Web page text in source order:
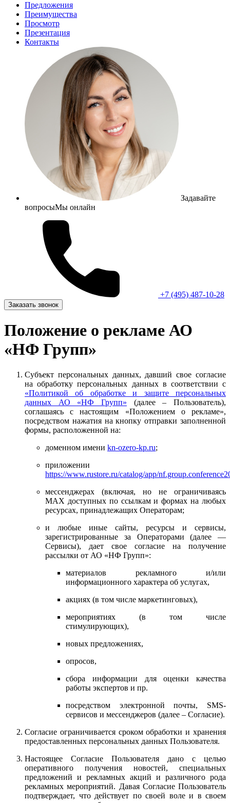
Предложения
Преимущества
Просмотр
Презентация
Контакты
Задавайте
вопросыМы онлайн
+7 (495) 487-10-28
Заказать звонок
Положение о рекламе АО
«НФ Групп»
Субъект персональных данных, давший свое согласие
на обработку персональных данных в соответствии с
«Политикой об обработке и защите персональных
данных АО «НФ Групп» (далее – Пользователь),
соглашаясь с настоящим «Положением о рекламе»,
посредством нажатия на кнопку отправки заполненной
формы, расположенной на:
доменном имени kn-ozero-kp.ru;
приложении
https://www.rustore.ru/catalog/app/
мессенджерах (включая, но не ограничиваясь
MAX доступных по ссылкам и формах на любых
ресурсах, принадлежащих Операторам;
и любые иные сайты, ресурсы и сервисы,
зарегистрированные за Операторами (далее —
Сервисы), дает свое согласие на получение
рассылки от АО «НФ Групп»:
материалов рекламного и/или
информационного характера об услугах,
акциях (в том числе маркетинговых),
мероприятиях (в том числе
стимулирующих),
новых предложениях,
опросов,
сбора информации для оценки качества
работы экспертов и пр.
посредством электронной почты, SMS-
сервисов и мессенджеров (далее – Согласие).
Согласие ограничивается сроком обработки и хранения
предоставленных персональных данных Пользователя.
Настоящее Согласие Пользователя дано с целью
оперативного получения новостей, специальных
предложений и рекламных акций и различного рода
рекламных мероприятий. Давая Согласие Пользователь
подтверждает, что действует по своей воле и в своем